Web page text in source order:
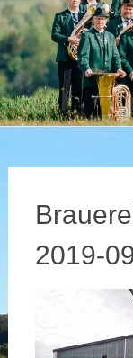
2019-